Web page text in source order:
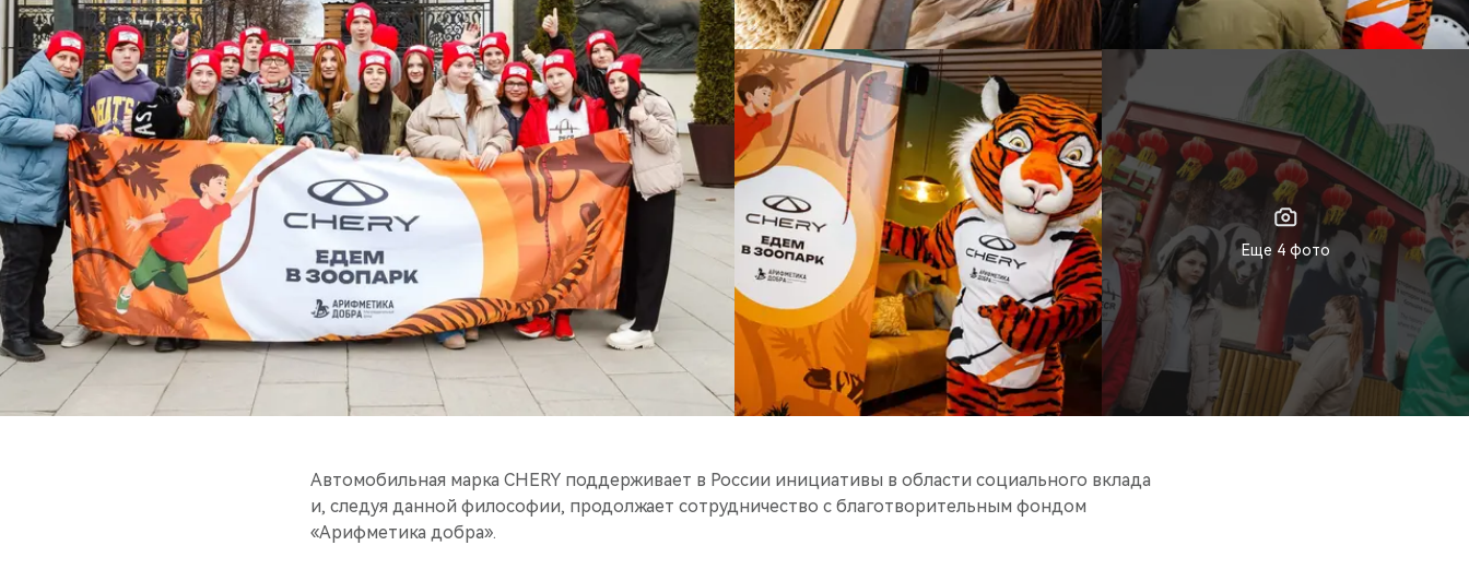
Еще 4 фото
Автомобильная марка CHERY поддерживает в России инициативы в области социального вклада
и, следуя данной философии, продолжает сотрудничество с благотворительным фондом
«Арифметика добра».